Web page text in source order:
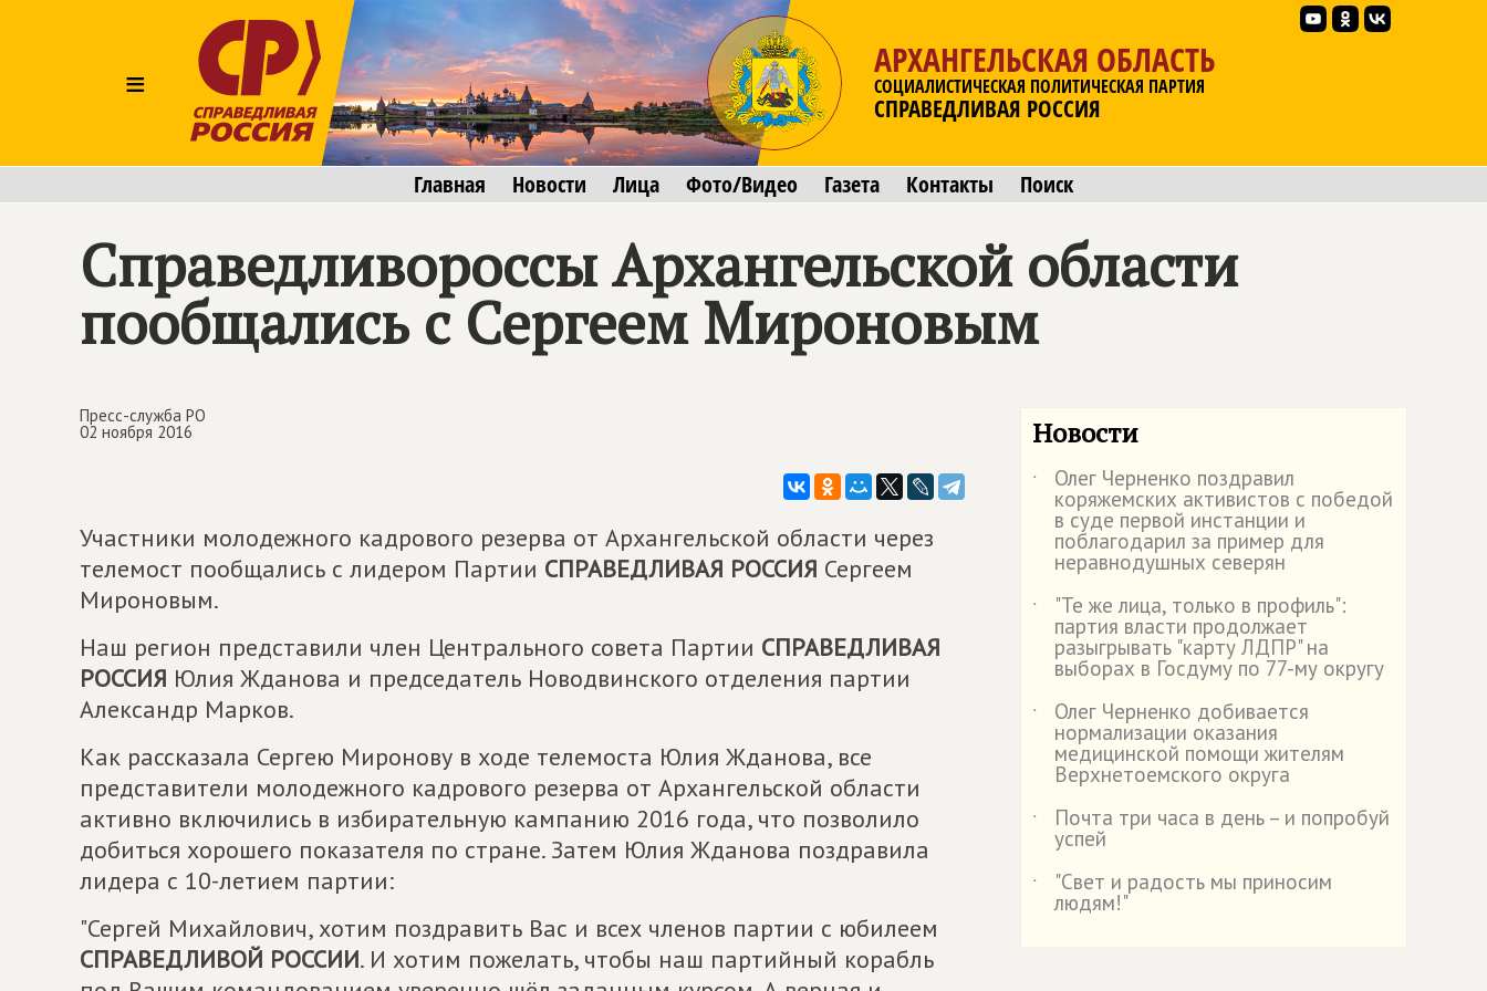
≡
АРХАНГЕЛЬСКАЯ ОБЛАСТЬ
СОЦИАЛИСТИЧЕСКАЯ ПОЛИТИЧЕСКАЯ ПАРТИЯ
СПРАВЕДЛИВАЯ РОССИЯ
Главная Новости Лица Фото/Видео Газета Контакты Поиск
Справедливороссы Архангельской области
пообщались с Сергеем Мироновым
Пресс-служба РО
02 ноября 2016
Участники молодежного кадрового резерва от Архангельской области через
телемост пообщались с лидером Партии СПРАВЕДЛИВАЯ РОССИЯ Сергеем
Мироновым.
Наш регион представили член Центрального совета Партии СПРАВЕДЛИВАЯ
РОССИЯ Юлия Жданова и председатель Новодвинского отделения партии
Александр Марков.
Как рассказала Сергею Миронову в ходе телемоста Юлия Жданова, все
представители молодежного кадрового резерва от Архангельской области
активно включились в избирательную кампанию 2016 года, что позволило
добиться хорошего показателя по стране. Затем Юлия Жданова поздравила
лидера с 10-летием партии:
"Сергей Михайлович, хотим поздравить Вас и всех членов партии с юбилеем
СПРАВЕДЛИВОЙ РОССИИ. И хотим пожелать, чтобы наш партийный корабль
Новости
˙ Олег Черненко поздравил
коряжемских активистов с победой
в суде первой инстанции и
поблагодарил за пример для
неравнодушных северян
˙
"Те же лица, только в профиль":
партия власти продолжает
разыгрывать "карту ЛДПР" на
выборах в Госдуму по 77-му округу
˙
Олег Черненко добивается
нормализации оказания
медицинской помощи жителям
Верхнетоемского округа
˙
Почта три часа в день – и попробуй
успей
˙
"Свет и радость мы приносим
людям!"